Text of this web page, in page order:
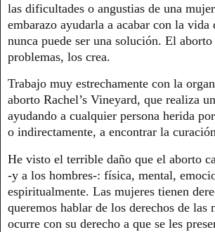
las dificultades o angustias de una
embarazo ayudarla a acabar con la vida
nunca puede ser una solución. El
problemas, los crea.
Trabajo muy estrechamente con la
aborto Rachel’s Vineyard, que realiza
ayudando a cualquier persona herida
o indirectamente, a encontrar la
He visto el terrible daño que el aborto
-y a los hombres-: física, mental,
espiritualmente. Las mujeres tienen
queremos hablar de los derechos de las
ocurre con su derecho a que se les